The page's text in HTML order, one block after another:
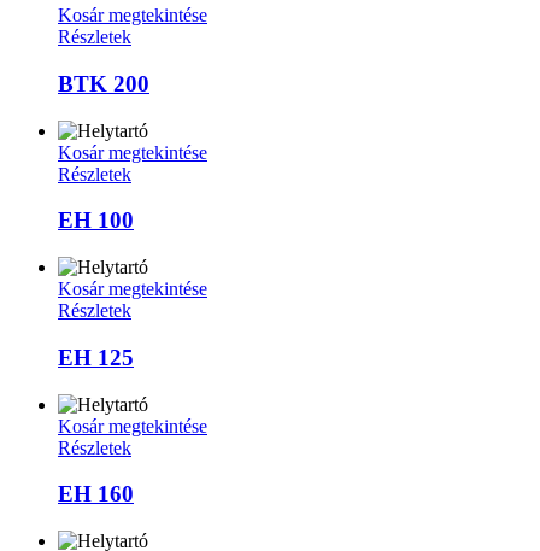
Kosár megtekintése
Részletek
BTK 200
Kosár megtekintése
Részletek
EH 100
Kosár megtekintése
Részletek
EH 125
Kosár megtekintése
Részletek
EH 160